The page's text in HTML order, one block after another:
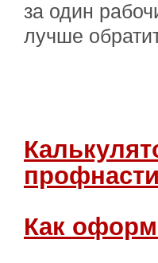
за один
лучше
Как